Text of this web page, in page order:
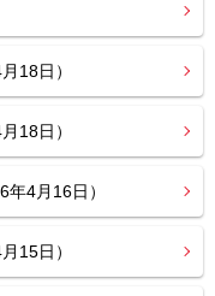
18日）
18日）
4月16日）
15日）